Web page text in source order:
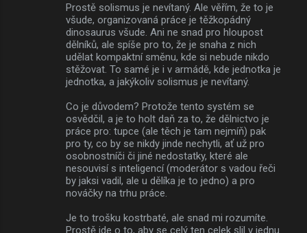
Prostě solismus je nevítaný. Ale věřím, že to je
všude, organizovaná práce je těžkopádný
dinosaurus všude. Ani ne snad pro hloupost
dělníků, ale spíše pro to, že je snaha z nich
udělat kompaktní směnu, kde si nebude nikdo
stěžovat. To samé je i v armádě, kde jednotka je
jednotka, a jakýkoliv solismus je nevítaný.
Co je důvodem? Protože tento systém se
osvědčil, a je to holt daň za to, že dělnictvo je
práce pro: tupce (ale těch je tam nejmíň) pak
pro ty, co by se nikdy jinde nechytli, ať už pro
osobnostníči či jiné nedostatky, které ale
nesouvisí s inteligencí (moderátor s vadou řeči
by jaksi vadil, ale u dělíka je to jedno) a pro
nováčky na trhu práce.
Je to trošku kostrbaté, ale snad mi rozumíte.
Prostě jde o to, aby se celý ten celek slil v jednu